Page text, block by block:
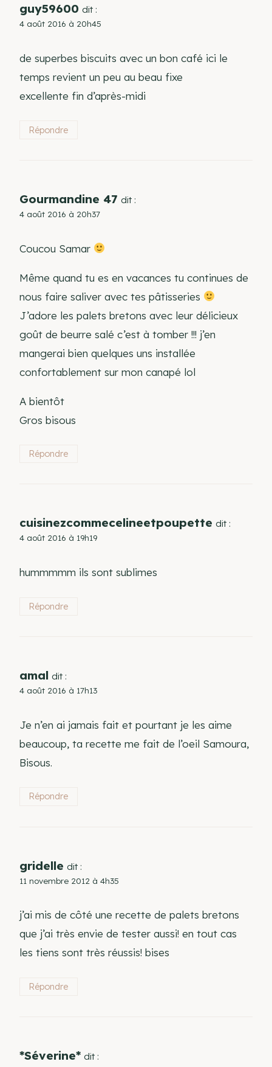
guy59600 dit :
4 août 2016 à 20h45
de superbes biscuits avec un bon café ici le
temps revient un peu au beau fixe
excellente fin d’après-midi
Répondre
Gourmandine 47 dit :
4 août 2016 à 20h37
Coucou Samar
Même quand tu es en vacances tu continues de
nous faire saliver avec tes pâtisseries
J’adore les palets bretons avec leur délicieux
goût de beurre salé c’est à tomber !!! j’en
mangerai bien quelques uns installée
confortablement sur mon canapé lol
A bientôt
Gros bisous
Répondre
cuisinezcommecelineetpoupette dit :
4 août 2016 à 19h19
hummmmm ils sont sublimes
Répondre
amal dit :
4 août 2016 à 17h13
Je n’en ai jamais fait et pourtant je les aime
beaucoup, ta recette me fait de l’oeil Samoura,
Bisous.
Répondre
gridelle dit :
11 novembre 2012 à 4h35
j’ai mis de côté une recette de palets bretons
que j’ai très envie de tester aussi! en tout cas
les tiens sont très réussis! bises
Répondre
*Séverine* dit :